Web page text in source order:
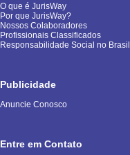
O que é JurisWay
Por que JurisWay?
Nossos Colaboradores
Profissionais Classificados
Responsabilidade Social no Brasil
Publicidade
Anuncie Conosco
Entre em Contato